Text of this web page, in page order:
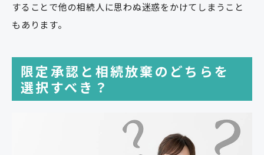
することで他の相続人に思わぬ迷惑をかけてしまうこと
もあります。
限定承認と相続放棄のどちらを
選択すべき？